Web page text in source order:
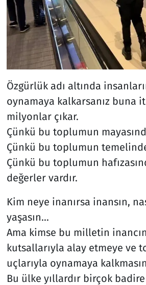
Özgürlük adı altında
oynamaya kalkarsanız buna
milyonlar çıkar.
Çünkü bu toplumun
Çünkü bu toplumun
Çünkü bu toplumun
değerler vardır.
Kim neye inanırsa inansın,
yaşasın...
Ama kimse bu milletin
kutsallarıyla alay etmeye ve
uçlarıyla oynamaya
Bu ülke yıllardır birçok